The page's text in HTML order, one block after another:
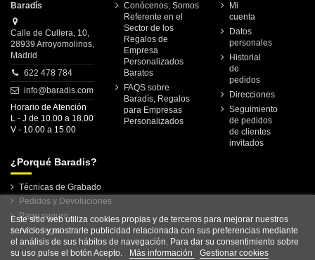
Baradís
Calle de Cullera, 10,
28939 Arroyomolinos,
Madrid
622 478 784
info@baradis.com
Horario de Atención
L - J de 10.00 a 18.00
V - 10.00 a 15.00
Conócenos, Somos
Referente en el
Sector de los
Regalos de
Empresa
Personalizados
Baratos
FAQS sobre
Baradís, Regalos
para Empresas
Personalizados
Mi
cuenta
Datos
personales
Historial
de
pedidos
Direcciones
Seguimiento
de pedidos
de clientes
invitados
¿Porqué Baradis?
Técnicas de Grabado
Pedidos y Devoluciones
Pago seguro
Aviso legal
Este sitio web utiliza cookies propias y de terceros para mejorar nuestros
servicios y mostrarle publicidad relacionada con sus preferencias mediante
el análisis de sus hábitos de navegación. Para dar su consentimiento sobre
su uso pulse el botón Acepto.
Más información Gestionar cookies